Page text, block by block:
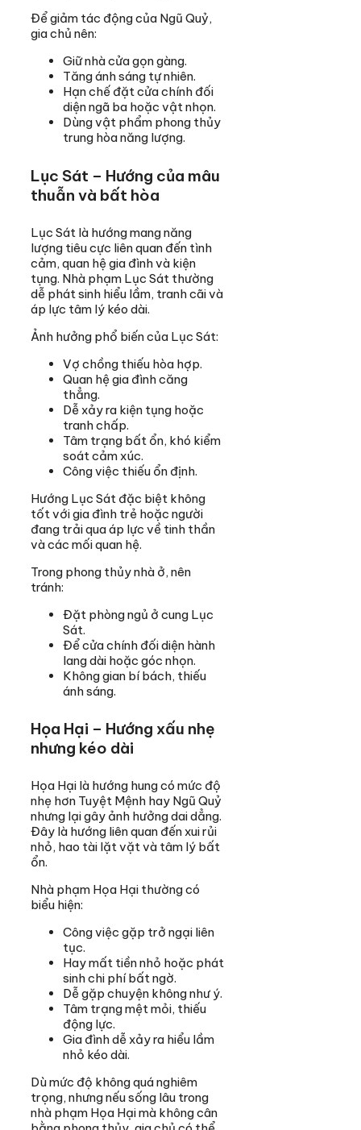
Để giảm tác động của Ngũ Quỷ,
gia chủ nên:
Giữ nhà cửa gọn gàng.
Tăng ánh sáng tự nhiên.
Hạn chế đặt cửa chính đối
diện ngã ba hoặc vật nhọn.
Dùng vật phẩm phong thủy
trung hòa năng lượng.
Lục Sát – Hướng của mâu
thuẫn và bất hòa
Lục Sát là hướng mang năng
lượng tiêu cực liên quan đến tình
cảm, quan hệ gia đình và kiện
tụng. Nhà phạm Lục Sát thường
dễ phát sinh hiểu lầm, tranh cãi và
áp lực tâm lý kéo dài.
Ảnh hưởng phổ biến của Lục Sát:
Vợ chồng thiếu hòa hợp.
Quan hệ gia đình căng
thẳng.
Dễ xảy ra kiện tụng hoặc
tranh chấp.
Tâm trạng bất ổn, khó kiểm
soát cảm xúc.
Công việc thiếu ổn định.
Hướng Lục Sát đặc biệt không
tốt với gia đình trẻ hoặc người
đang trải qua áp lực về tinh thần
và các mối quan hệ.
Trong phong thủy nhà ở, nên
tránh:
Đặt phòng ngủ ở cung Lục
Sát.
Để cửa chính đối diện hành
lang dài hoặc góc nhọn.
Không gian bí bách, thiếu
ánh sáng.
Họa Hại – Hướng xấu nhẹ
nhưng kéo dài
Họa Hại là hướng hung có mức độ
nhẹ hơn Tuyệt Mệnh hay Ngũ Quỷ
nhưng lại gây ảnh hưởng dai dẳng.
Đây là hướng liên quan đến xui rủi
nhỏ, hao tài lặt vặt và tâm lý bất
ổn.
Nhà phạm Họa Hại thường có
biểu hiện:
Công việc gặp trở ngại liên
tục.
Hay mất tiền nhỏ hoặc phát
sinh chi phí bất ngờ.
Dễ gặp chuyện không như ý.
Tâm trạng mệt mỏi, thiếu
động lực.
Gia đình dễ xảy ra hiểu lầm
nhỏ kéo dài.
Dù mức độ không quá nghiêm
trọng, nhưng nếu sống lâu trong
nhà phạm Họa Hại mà không cân